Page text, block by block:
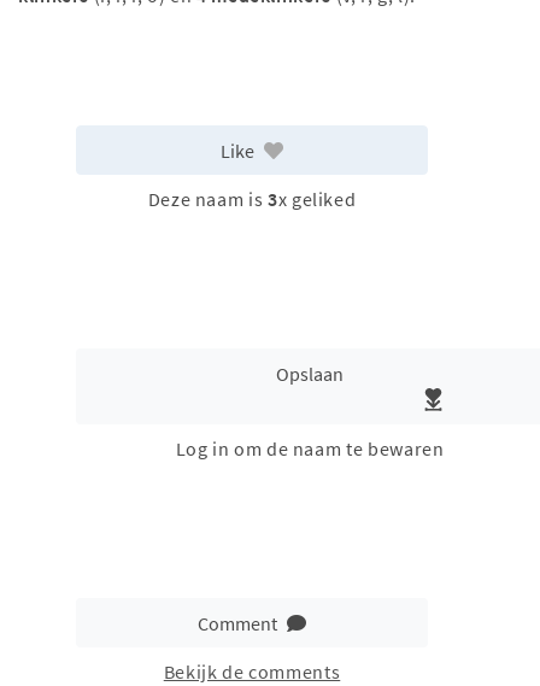
Like
Deze naam is 3x geliked
Opslaan
Log in om de naam te bewaren
Comment
Bekijk de comments